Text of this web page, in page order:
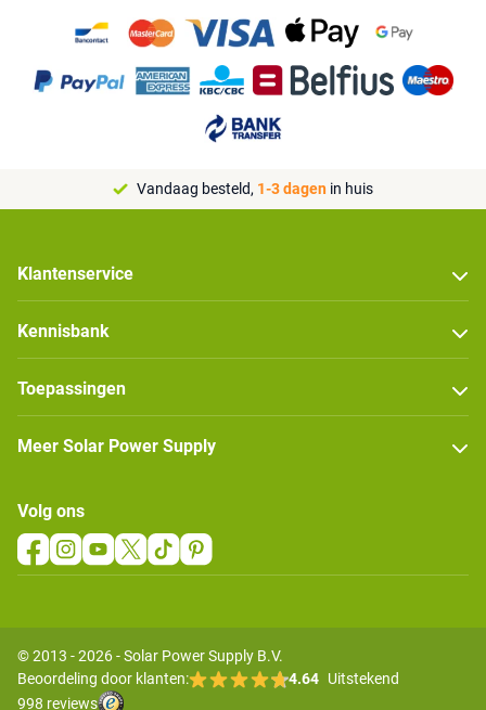
Vandaag besteld, 1-3 dagen in huis
Klantenservice
Kennisbank
Toepassingen
Meer Solar Power Supply
Volg ons
© 2013 - 2026 - Solar Power Supply B.V.
Beoordeling door klanten:
4.64 Uitstekend
998 reviews